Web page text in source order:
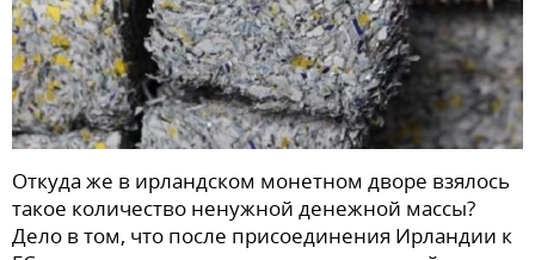
Откуда же в ирландском монетном дворе взялось
такое количество ненужной денежной массы?
Дело в том, что после присоединения Ирландии к